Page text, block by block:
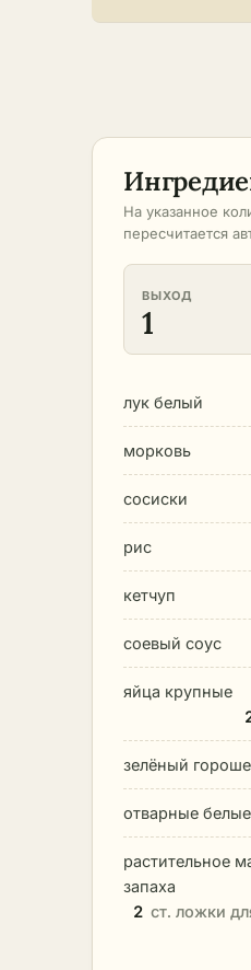
На указанное
пересчитается
ВЫХОД
1
лук белый
морковь
сосиски
рис
кетчуп
соевый соус
яйца крупные
зелёный
отварные
растительное
запаха
2 ст. ложки